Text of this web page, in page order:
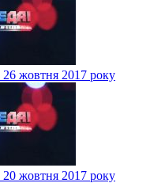
26 жовтня 2017 року
20 жовтня 2017 року